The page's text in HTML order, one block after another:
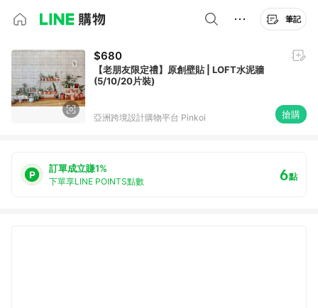
筆記
$680
【老朋友限定禮】原創壁貼 | LOFT水泥牆
(5/10/20片裝)
亞洲跨境設計購物平台 Pinkoi 搶購
訂單成立賺1%
下單享LINE POINTS點數 6點